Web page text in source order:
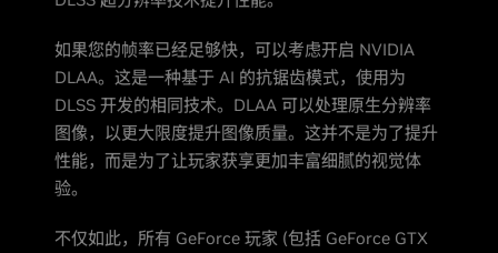
如果您的帧率已经足够快，可以考虑开启 NVIDIA
DLAA。这是一种基于 AI 的抗锯齿模式，使用为
DLSS 开发的相同技术。DLAA 可以处理原生分辨率
图像，以更大限度提升图像质量。这并不是为了提升
性能，而是为了让玩家获享更加丰富细腻的视觉体
验。
不仅如此，所有 GeForce 玩家 (包括 GeForce GTX